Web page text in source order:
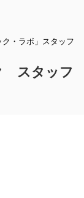
・ラボ」スタッフ
スタッフ